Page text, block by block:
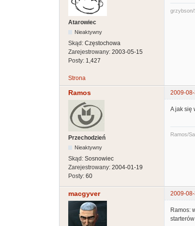
Atarowiec
Nieaktywny
Skąd: Częstochowa
Zarejestrowany: 2003-05-15
Posty: 1,427
grzybson/
Strona
Ramos 2009-
Przechodzień
Nieaktywny
Skąd: Sosnowiec
Zarejestrowany: 2004-01-19
Posty: 60
A jak się
Ramos/
macgyver 2009-
Ramos: